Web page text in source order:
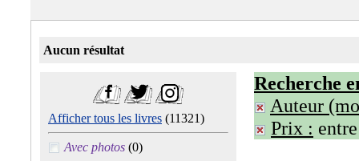
Aucun résultat
Afficher tous les livres (11321)
Avec photos (0)
Recherche
Auteur
Prix :